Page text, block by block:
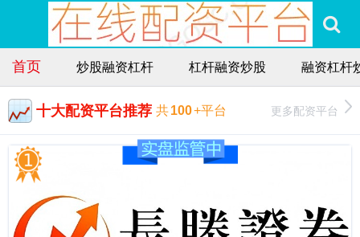
首页 炒股融资杠杆 杠杆融资炒股 融资杠杆
十大配资平台推荐 共100+平台 更多配资平台